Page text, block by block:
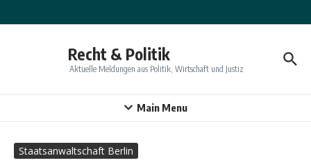
Recht & Politik
Aktuelle Meldungen aus Politik, Wirtschaft und Justiz
Main Menu
Staatsanwaltschaft Berlin